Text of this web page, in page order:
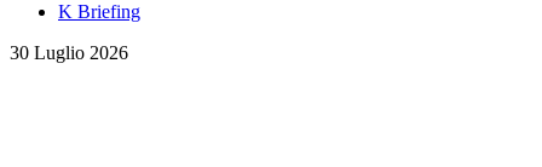
K Briefing
30 Luglio 2026